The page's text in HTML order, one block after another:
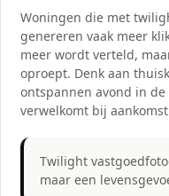
Woningen die met
genereren vaak meer
meer wordt verteld,
oproept. Denk aan
ontspannen avond in
verwelkomt bij
Twilight
maar een